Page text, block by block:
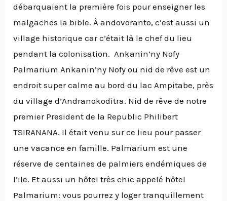
débarquaient la première fois pour enseigner les
malgaches la bible. À andovoranto, c’est aussi un
village historique car c’était là le chef du lieu
pendant la colonisation. Ankanin’ny Nofy
Palmarium Ankanin’ny Nofy ou nid de rêve est un
endroit super calme au bord du lac Ampitabe, près
du village d’Andranokoditra. Nid de rêve de notre
premier President de la Republic Philibert
TSIRANANA. Il était venu sur ce lieu pour passer
une vacance en famille. Palmarium est une
réserve de centaines de palmiers endémiques de
l’ile. Et aussi un hôtel très chic appelé hôtel
Palmarium: vous pourrez y loger tranquillement